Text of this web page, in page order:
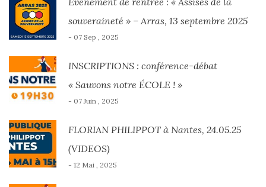
souveraineté » – Arras, 13 septembre 2025
- 07 Sep , 2025
INSCRIPTIONS : conférence-débat
« Sauvons notre ÉCOLE ! »
- 07 Juin , 2025
FLORIAN PHILIPPOT à Nantes, 24.05.25
(VIDEOS)
- 12 Mai , 2025